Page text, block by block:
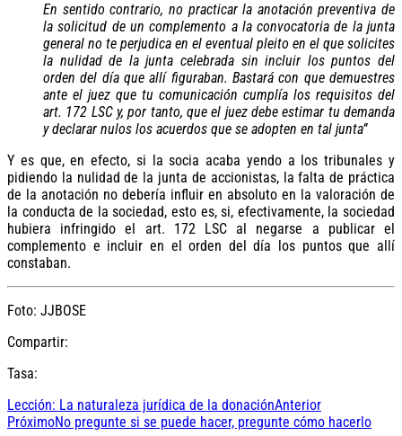
En sentido contrario, no practicar la anotación preventiva de
la solicitud de un complemento a la convocatoria de la junta
general no te perjudica en el eventual pleito en el que solicites
la nulidad de la junta celebrada sin incluir los puntos del
orden del día que allí figuraban. Bastará con que demuestres
ante el juez que tu comunicación cumplía los requisitos del
art. 172 LSC y, por tanto, que el juez debe estimar tu demanda
y declarar nulos los acuerdos que se adopten en tal junta”
Y es que, en efecto, si la socia acaba yendo a los tribunales y
pidiendo la nulidad de la junta de accionistas, la falta de práctica
de la anotación no debería influir en absoluto en la valoración de
la conducta de la sociedad, esto es, si, efectivamente, la sociedad
hubiera infringido el art. 172 LSC al negarse a publicar el
complemento e incluir en el orden del día los puntos que allí
constaban.
Foto: JJBOSE
Compartir:
Tasa:
Lección: La naturaleza jurídica de la donaciónAnterior
PróximoNo pregunte si se puede hacer, pregunte cómo hacerlo